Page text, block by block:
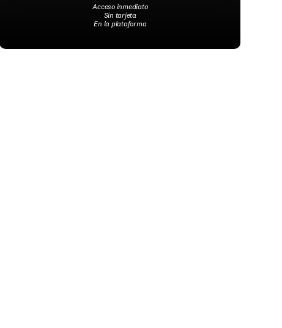
Acceso inmediato
Sin tarjeta
En la plataforma